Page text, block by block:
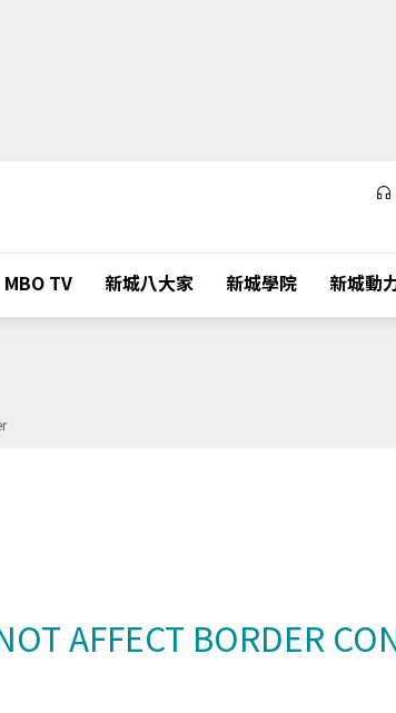
MBO TV 新城八大家 新城學院 新城動
AFFECT BORDER